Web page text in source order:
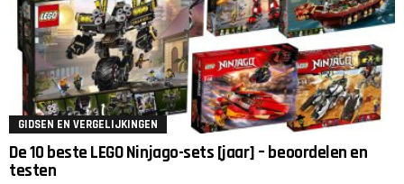
GIDSEN EN VERGELIJKINGEN
De 10 beste LEGO Ninjago-sets [jaar] – beoordelen en
testen